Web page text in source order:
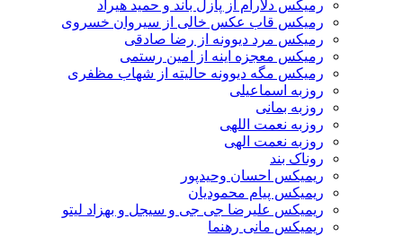
رمیکس دلارام از پازل باند و حمید هیراد
رمیکس قاب عکس خالی از سیروان خسروی
رمیکس مرد دیوونه از رضا صادقی
رمیکس معجزه اینه از امین رستمی
رمیکس مگه دیوونه حالیته از شهاب مظفری
روزبه اسماعیلی
روزبه بمانی
روزبه نعمت اللهی
روزبه نعمت الهی
روناک بند
ریمیکس احسان وحیدپور
ریمیکس پیام محمودیان
ریمیکس علیرضا جی جی و سیجل و بهزاد لیتو
ریمیکس مانی رهنما